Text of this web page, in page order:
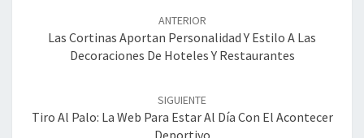
entradas
ANTERIOR
Las Cortinas Aportan Personalidad Y Estilo A Las
Decoraciones De Hoteles Y Restaurantes
SIGUIENTE
Tiro Al Palo: La Web Para Estar Al Día Con El Acontecer